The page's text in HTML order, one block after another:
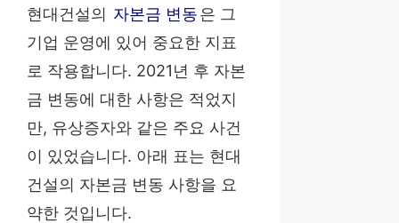
현대건설의 자본금 변동은 그
기업 운영에 있어 중요한 지표
로 작용합니다. 2021년 후 자본
금 변동에 대한 사항은 적었지
만, 유상증자와 같은 주요 사건
이 있었습니다. 아래 표는 현대
건설의 자본금 변동 사항을 요
약한 것입니다.